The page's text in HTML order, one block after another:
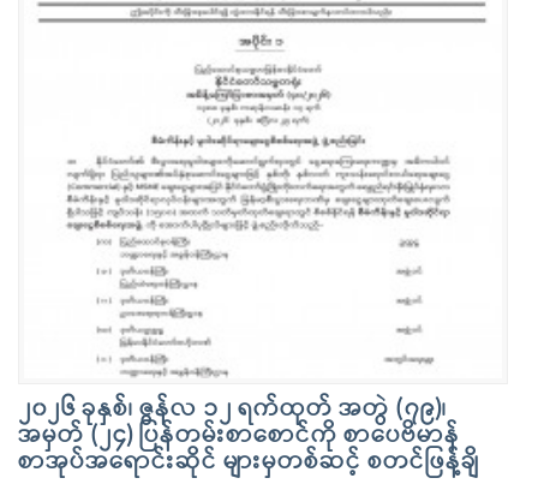
၂၀၂၆ ခုနှစ်၊ ဇွန်လ ၁၂ ရက်ထုတ် အတွဲ (၇၉)၊
အမှတ် (၂၄) ပြန်တမ်းစာစောင်ကို စာပေဗိမာန်
စာအုပ်အရောင်းဆိုင် များမှတစ်ဆင့် စတင်ဖြန့်ချိ